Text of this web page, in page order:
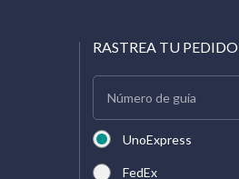
RASTREA TU PEDIDO
UnoExpress
FedEx